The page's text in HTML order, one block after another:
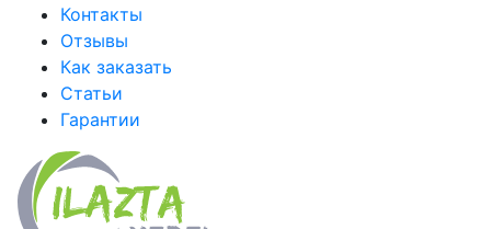
Контакты
Отзывы
Как заказать
Статьи
Гарантии